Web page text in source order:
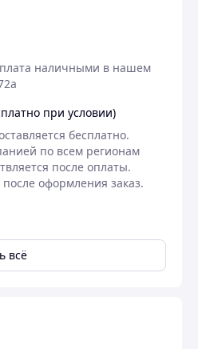
наличными в нашем
при условии)
бесплатно.
по всем регионам
после оплаты.
оформления заказ.
всё